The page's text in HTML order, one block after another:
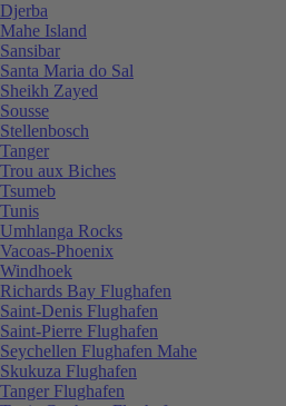
Djerba
Mahe Island
Sansibar
Santa Maria do Sal
Sheikh Zayed
Sousse
Stellenbosch
Tanger
Trou aux Biches
Tsumeb
Tunis
Umhlanga Rocks
Vacoas-Phoenix
Windhoek
Richards Bay Flughafen
Saint-Denis Flughafen
Saint-Pierre Flughafen
Seychellen Flughafen Mahe
Skukuza Flughafen
Tanger Flughafen